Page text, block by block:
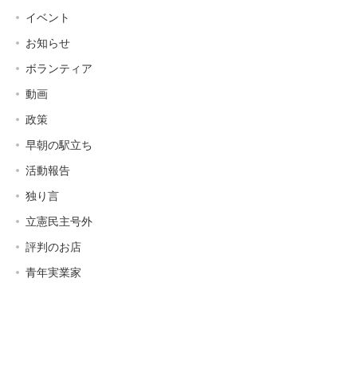
イベント
お知らせ
ボランティア
動画
政策
早朝の駅立ち
活動報告
独り言
立憲民主号外
評判のお店
青年実業家